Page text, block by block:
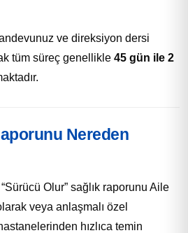
ve direksiyon dersi
tüm süreç genellikle 45 gün ile 2
Nereden
Olur” sağlık raporunu Aile
veya anlaşmalı özel
hızlıca temin